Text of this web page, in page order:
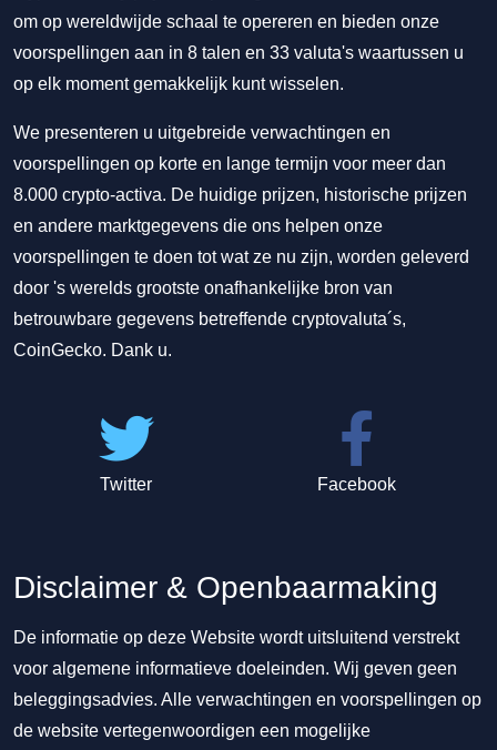
om op wereldwijde schaal te opereren en bieden onze
voorspellingen aan in 8 talen en 33 valuta's waartussen u
op elk moment gemakkelijk kunt wisselen.
We presenteren u uitgebreide verwachtingen en
voorspellingen op korte en lange termijn voor meer dan
8.000 crypto-activa. De huidige prijzen, historische prijzen
en andere marktgegevens die ons helpen onze
voorspellingen te doen tot wat ze nu zijn, worden geleverd
door 's werelds grootste onafhankelijke bron van
betrouwbare gegevens betreffende cryptovaluta´s,
CoinGecko. Dank u.
Twitter Facebook
Disclaimer & Openbaarmaking
De informatie op deze Website wordt uitsluitend verstrekt
voor algemene informatieve doeleinden. Wij geven geen
beleggingsadvies. Alle verwachtingen en voorspellingen op
de website vertegenwoordigen een mogelijke